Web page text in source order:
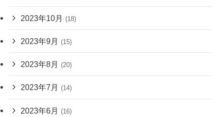
2023年10月 (18)
2023年9月 (15)
2023年8月 (20)
2023年7月 (14)
2023年6月 (16)